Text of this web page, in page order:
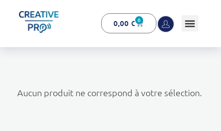
0,00 € 0
Aucun produit ne correspond à votre sélection.